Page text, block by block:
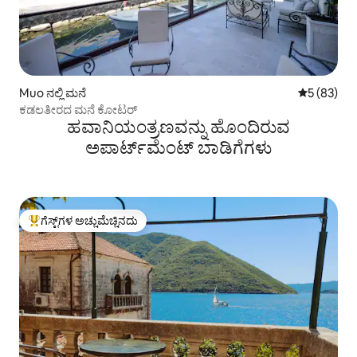
Muo ನಲ್ಲಿ ಮನೆ 5 ರಲ್ಲಿ 5
5 (83)
ಕಡಲತೀರದ ಮನೆ ಕೋಟರ್
ಹವಾನಿಯಂತ್ರಣವನ್ನು ಹೊಂದಿರುವ
ಅಪಾರ್ಟ್‌ಮೆಂಟ್‌ ಬಾಡಿಗೆಗಳು
ಗೆಸ್ಟ್‌ಗಳಿಗೆ ಅತಿ ಹೆಚ್ಚು ಅಚ್ಚುಮೆಚ್ಚಿನದು
ಗೆಸ್ಟ್‌ಗಳ ಅಚ್ಚುಮೆಚ್ಚಿನದು